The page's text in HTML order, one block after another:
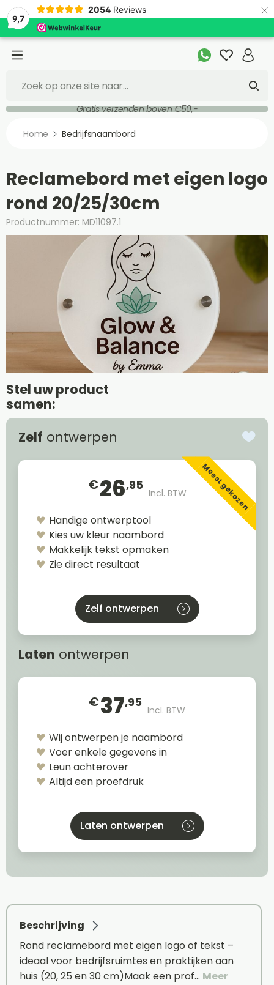
9,7
2054 Reviews ×
Gratis verzenden boven €50,-
Home Bedrijfsnaambord
Reclamebord met eigen logo
rond 20/25/30cm
Productnummer: MD11097.1
Stel uw product
samen:
Zelf ontwerpen
€26,95
Incl. BTW Meest gekozen
Handige ontwerptool
Kies uw kleur naambord
Makkelijk tekst opmaken
Zie direct resultaat
Zelf ontwerpen
Laten ontwerpen
€37,95
Incl. BTW
Wij ontwerpen je naambord
Voer enkele gegevens in
Leun achterover
Altijd een proefdruk
Laten ontwerpen
Beschrijving
Rond reclamebord met eigen logo of tekst –
ideaal voor bedrijfsruimtes en praktijken aan
huis (20, 25 en 30 cm)Maak een prof… Meer